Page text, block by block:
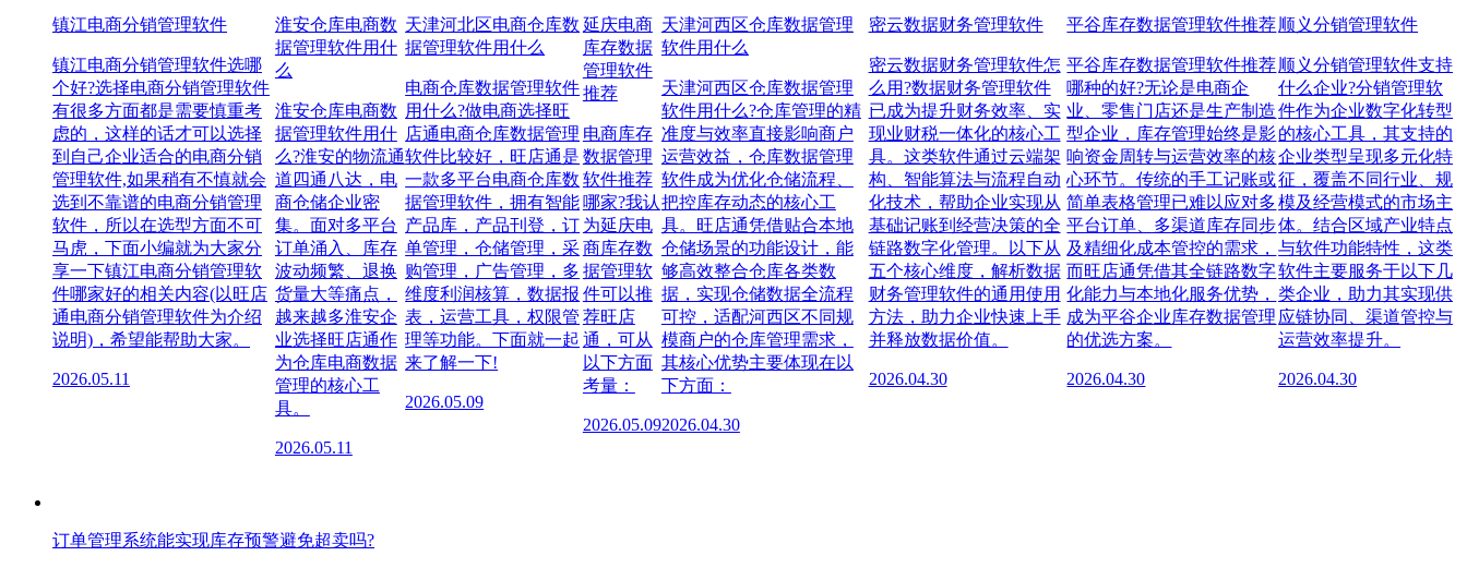
镇江电商分销管理软件
镇江电商分销管理软件选哪
个好?选择电商分销管理软件
有很多方面都是需要慎重考
虑的，这样的话才可以选择
到自己企业适合的电商分销
管理软件,如果稍有不慎就会
选到不靠谱的电商分销管理
软件，所以在选型方面不可
马虎，下面小编就为大家分
享一下镇江电商分销管理软
件哪家好的相关内容(以旺店
通电商分销管理软件为介绍
说明)，希望能帮助大家。
2026.05.11
淮安仓库电商数
据管理软件用什
么
淮安仓库电商数
据管理软件用什
么?淮安的物流通
道四通八达，电
商仓储企业密
集。面对多平台
订单涌入、库存
波动频繁、退换
货量大等痛点，
越来越多淮安企
业选择旺店通作
为仓库电商数据
管理的核心工
具。
2026.05.11
天津河北区电商仓库数
据管理软件用什么
电商仓库数据管理软件
用什么?做电商选择旺
店通电商仓库数据管理
软件比较好，旺店通是
一款多平台电商仓库数
据管理软件，拥有智能
产品库，产品刊登，订
单管理，仓储管理，采
购管理，广告管理，多
维度利润核算，数据报
表，运营工具，权限管
理等功能。下面就一起
来了解一下!
2026.05.09
延庆电商
库存数据
管理软件
推荐
电商库存
数据管理
软件推荐
哪家?我认
为延庆电
商库存数
据管理软
件可以推
荐旺店
通，可从
以下方面
考量：
2026.05.09
天津河西区仓库数据管理
软件用什么
天津河西区仓库数据管理
软件用什么?仓库管理的精
准度与效率直接影响商户
运营效益，仓库数据管理
软件成为优化仓储流程、
把控库存动态的核心工
具。旺店通凭借贴合本地
仓储场景的功能设计，能
够高效整合仓库各类数
据，实现仓储数据全流程
可控，适配河西区不同规
模商户的仓库管理需求，
其核心优势主要体现在以
下方面：
2026.04.30
密云数据财务管理软件
密云数据财务管理软件怎
么用?数据财务管理软件
已成为提升财务效率、实
现业财税一体化的核心工
具。这类软件通过云端架
构、智能算法与流程自动
化技术，帮助企业实现从
基础记账到经营决策的全
链路数字化管理。以下从
五个核心维度，解析数据
财务管理软件的通用使用
方法，助力企业快速上手
并释放数据价值。
2026.04.30
平谷库存数据管理软件推荐
平谷库存数据管理软件推荐
哪种的好?无论是电商企
业、零售门店还是生产制造
型企业，库存管理始终是影
响资金周转与运营效率的核
心环节。传统的手工记账或
简单表格管理已难以应对多
平台订单、多渠道库存同步
及精细化成本管控的需求，
而旺店通凭借其全链路数字
化能力与本地化服务优势，
成为平谷企业库存数据管理
的优选方案。
2026.04.30
顺义分销管理软件
顺义分销管理软件支持
什么企业?分销管理软
件作为企业数字化转型
的核心工具，其支持的
企业类型呈现多元化特
征，覆盖不同行业、规
模及经营模式的市场主
体。结合区域产业特点
与软件功能特性，这类
软件主要服务于以下几
类企业，助力其实现供
应链协同、渠道管控与
运营效率提升。
2026.04.30
订单管理系统能实现库存预警避免超卖吗?